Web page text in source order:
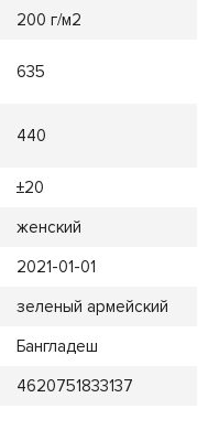
200 г/м2
635
440
±20
женский
2021-01-01
зеленый армейский
Бангладеш
4620751833137